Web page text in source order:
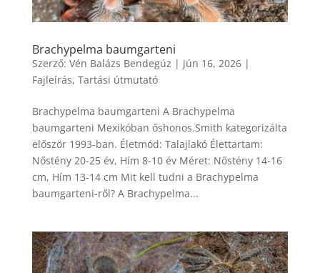
Brachypelma baumgarteni
Szerző: Vén Balázs Bendegúz | jún 16, 2026|
Fajleírás, Tartási útmutató
Brachypelma baumgarteni A Brachypelma
baumgarteni Mexikóban őshonos.Smith kategorizálta
először 1993-ban. Életmód: Talajlakó Élettartam:
Nőstény 20-25 év, Hím 8-10 év Méret: Nőstény 14-16
cm, Hím 13-14 cm Mit kell tudni a Brachypelma
baumgarteni-ről? A Brachypelma...